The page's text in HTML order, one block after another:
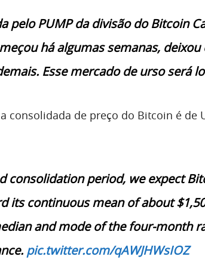
pelo PUMP da divisão do Bitcoin
há algumas semanas, deixou
Esse mercado de urso será
consolidada de preço do Bitcoin é de
consolidation period, we expect
its continuous mean of about
and mode of the four-month
pic.twitter.com/qAWJHWsIOZ